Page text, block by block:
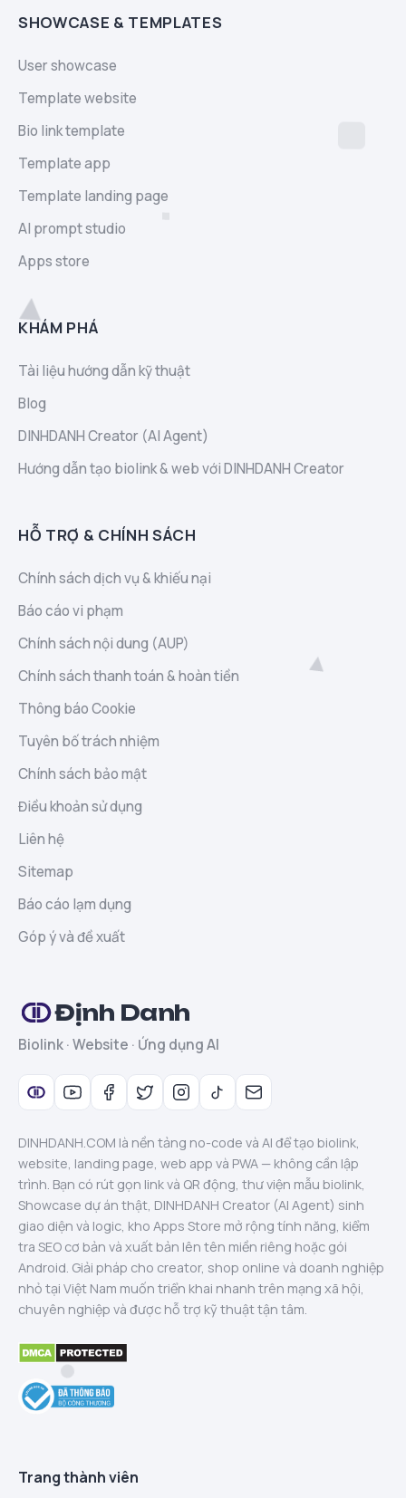
SHOWCASE & TEMPLATES
User showcase
Template website
Bio link template
Template app
Template landing page
AI prompt studio
Apps store
KHÁM PHÁ
Tài liệu hướng dẫn kỹ thuật
Blog
DINHDANH Creator (AI Agent)
Hướng dẫn tạo biolink & web với DINHDANH Creator
HỖ TRỢ & CHÍNH SÁCH
Chính sách dịch vụ & khiếu nại
Báo cáo vi phạm
Chính sách nội dung (AUP)
Chính sách thanh toán & hoàn tiền
Thông báo Cookie
Tuyên bố trách nhiệm
Chính sách bảo mật
Điều khoản sử dụng
Liên hệ
Sitemap
Báo cáo lạm dụng
Góp ý và đề xuất
Định Danh
Biolink · Website · Ứng dụng AI
DINHDANH.COM là nền tảng no-code và AI để tạo biolink,
website, landing page, web app và PWA — không cần lập
trình. Bạn có rút gọn link và QR động, thư viện mẫu biolink,
Showcase dự án thật, DINHDANH Creator (AI Agent) sinh
giao diện và logic, kho Apps Store mở rộng tính năng, kiểm
tra SEO cơ bản và xuất bản lên tên miền riêng hoặc gói
Android. Giải pháp cho creator, shop online và doanh nghiệp
nhỏ tại Việt Nam muốn triển khai nhanh trên mạng xã hội,
chuyên nghiệp và được hỗ trợ kỹ thuật tận tâm.
Trang thành viên